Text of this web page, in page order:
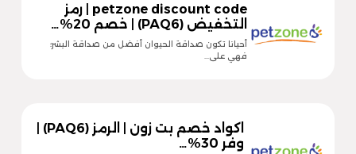
petzone discount code | رمز
التخفيض (PAQ6) | خصم 20%…
أحيانا تكون صداقة الحيوان أفضل من صداقة البشر؛
فهي على…
اكواد خصم بت زون | الرمز (PAQ6) |
وفر 30%…